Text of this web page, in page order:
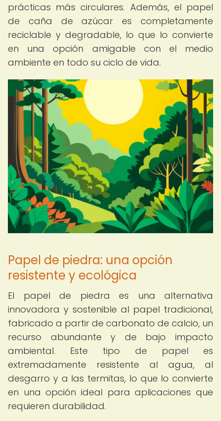
prácticas más circulares. Además, el papel
de caña de azúcar es completamente
reciclable y degradable, lo que lo convierte
en una opción amigable con el medio
ambiente en todo su ciclo de vida.
Papel de piedra: una opción
resistente y ecológica
El papel de piedra es una alternativa
innovadora y sostenible al papel tradicional,
fabricado a partir de carbonato de calcio, un
recurso abundante y de bajo impacto
ambiental. Este tipo de papel es
extremadamente resistente al agua, al
desgarro y a las termitas, lo que lo convierte
en una opción ideal para aplicaciones que
requieren durabilidad.